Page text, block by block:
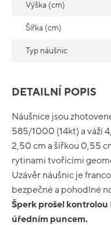
DETAILNÍ POPIS
Náušnice jsou
585/1000 (14kt) a váží
2,50 cm a šířkou 0,55
rytinami tvořícími
Uzávěr náušnic je
bezpečné a pohodlné
Šperk prošel
úředním puncem.
Výška (cm)
Šířka (cm)
Typ náušnic